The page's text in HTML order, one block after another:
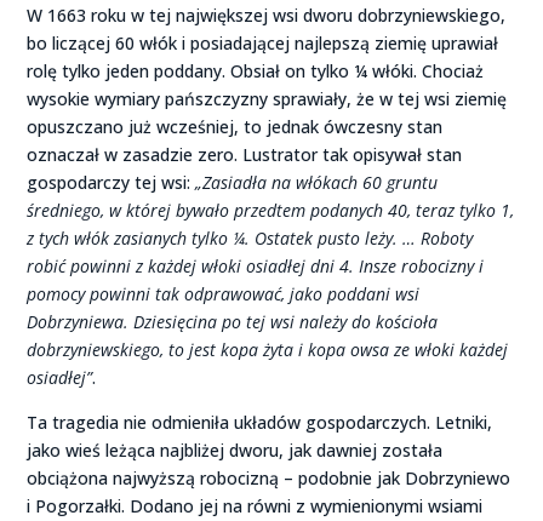
W 1663 roku w tej największej wsi dworu dobrzyniewskiego,
bo liczącej 60 włók i posiadającej najlepszą ziemię uprawiał
rolę tylko jeden poddany. Obsiał on tylko ¼ włóki. Chociaż
wysokie wymiary pańszczyzny sprawiały, że w tej wsi ziemię
opuszczano już wcześniej, to jednak ówczesny stan
oznaczał w zasadzie zero. Lustrator tak opisywał stan
gospodarczy tej wsi:„Zasiadła na włókach 60 gruntu
średniego, w której bywało przedtem podanych 40, teraz tylko 1,
z tych włók zasianych tylko ¼. Ostatek pusto leży. … Roboty
robić powinni z każdej włoki osiadłej dni 4. Insze robocizny i
pomocy powinni tak odprawować, jako poddani wsi
Dobrzyniewa. Dziesięcina po tej wsi należy do kościoła
dobrzyniewskiego, to jest kopa żyta i kopa owsa ze włoki każdej
osiadłej”.
Ta tragedia nie odmieniła układów gospodarczych. Letniki,
jako wieś leżąca najbliżej dworu, jak dawniej została
obciążona najwyższą robocizną – podobnie jak Dobrzyniewo
i Pogorzałki. Dodano jej na równi z wymienionymi wsiami